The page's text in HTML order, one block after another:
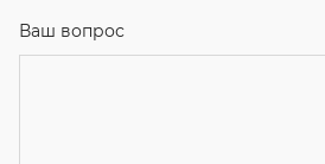
Ваш вопрос